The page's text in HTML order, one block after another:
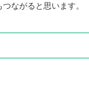
ながると思います。